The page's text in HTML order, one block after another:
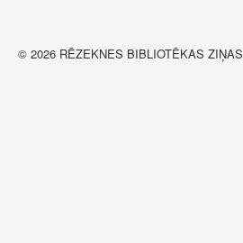
© 2026 RĒZEKNES BIBLIOTĒKAS ZIŅAS